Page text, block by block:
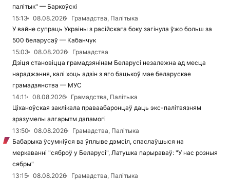
палітык" — Баркоўскі
15:13
08.08.2026
Грамадства, Палітыка
У вайне супраць Украіны з расійскага боку загінула ўжо больш за
500 беларусаў — Кабанчук
15:03
08.08.2026
Грамадства
Дзіця становіцца грамадзянінам Беларусі незалежна ад месца
нараджэння, калі хоць адзін з яго бацькоў мае беларускае
грамадзянства — МУС
14:11
08.08.2026
Грамадства, Палітыка
Ціханоўская заклікала праваабаронцаў даць экс-палітвязням
зразумелы алгарытм дапамогі
13:50
08.08.2026
Грамадства, Палітыка
Бабарыка ўсумніўся ва ўплыве дэмсіл, спаслаўшыся на
меркаванні "сяброў у Беларусі", Латушка парыраваў: "У нас розныя
сябры"
13:15
08.08.2026
Грамадства, Палітыка